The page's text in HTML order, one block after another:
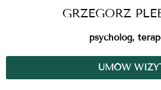
GRZEGORZ
psycholog,
UMÓW